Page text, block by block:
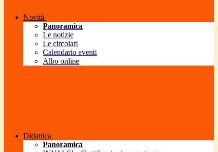
Novità
Panoramica
Le notizie
Le circolari
Calendario eventi
Albo online
Didattica
Panoramica